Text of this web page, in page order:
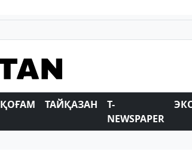
ҚОҒАМ ТАЙҚАЗАН
T-
NEWSPAPER